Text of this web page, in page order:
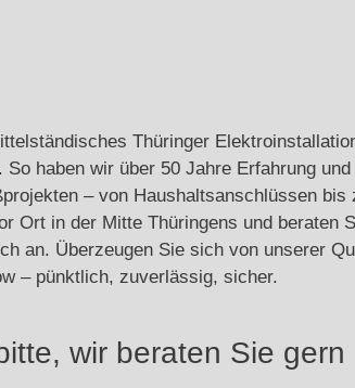
Thüringer
haben wir über 50 Jahre Erfahrung
– von Haushaltsanschlüssen
Ort in der Mitte Thüringens und beraten
an. Überzeugen Sie sich von unserer
– pünktlich, zuverlässig, sicher.
wir beraten Sie gern